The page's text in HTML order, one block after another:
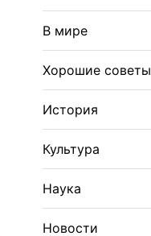
В мире
Хорошие советы
История
Культура
Наука
Новости